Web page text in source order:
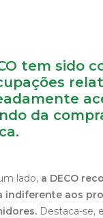
tem sido
da
lado, a DECO
indiferente aos
Destaca-se,